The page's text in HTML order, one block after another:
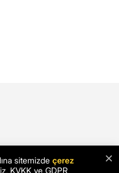
×
sitemizde çerez
KVKK ve GDPR